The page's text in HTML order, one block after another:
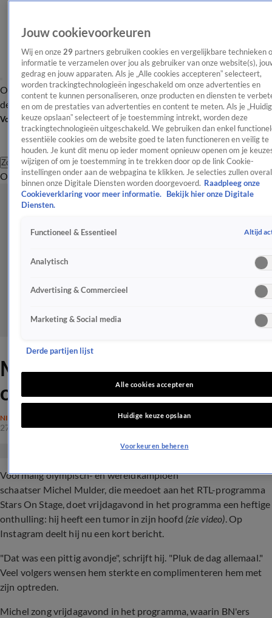
OverzichtAfleveringen Entertainment TV Algemeen
Tip
de redactieNieuwsbrief
Volg Shownieuws
Zoeken
OverzichtEntertainmentSpraakmakendRealityCrimeVideo's
Michel Mulder na vreselijke
onthulling: 'Pluk de dag'
NIEUWS
27 jan 2024, 10:58
Voormalig olympisch- en wereldkampioen
schaatser Michel Mulder, die meedoet aan het RTL-programma
Stars On Stage, doet vrijdagavond in het programma een heftige
onthulling: hij heeft een tumor in zijn hoofd (zie video). Op
Instagram deelt hij nu een kort bericht.
"Dat was een pittig avondje", schrijft hij. "Pluk de dag allemaal."
Veel volgers wensen hem sterkte en complimenteren hem met
zijn optreden.
Michel zong vrijdagavond in het programma, waarin BN'ers
Jouw cookievoorkeuren
Wij en onze 29 partners gebruiken cookies en vergelijkbare technieken
informatie te verzamelen over jou als gebruiker van onze website(s),
gedrag en jouw apparaten. Als je „Alle cookies accepteren” selecteert,
worden trackingtechnologieën ingeschakeld om onze advertenties en
content te kunnen personaliseren, onze producten en diensten te
en om de prestaties van advertenties en content te meten. Als je
keuze opslaan” selecteert of je toestemming intrekt, worden deze
trackingtechnologieën uitgeschakeld. We gebruiken dan enkel
essentiële cookies om de website goed te laten functioneren en veilig te
houden. Je kunt dit menu op ieder moment opnieuw openen om je
wijzigen of om je toestemming in te trekken door op de link Cookie-
instellingen onder aan de webpagina te klikken. Je selecties zullen overal
binnen onze Digitale Diensten worden doorgevoerd. Raadpleeg onze
Cookieverklaring voor meer informatie.
Bekijk hier onze Digitale
Diensten.
Functioneel & Essentieel Altijd
Analytisch
Advertising & Commercieel
Marketing & Social media
Derde partijen lijst
Alle cookies accepteren
Huidige keuze opslaan
Voorkeuren beheren